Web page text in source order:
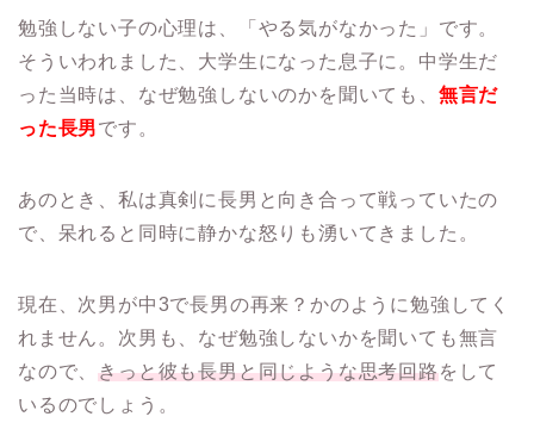
勉強しない子の心理は、「やる気がなかった」です。
そういわれました、大学生になった息子に。中学生だ
った当時は、なぜ勉強しないのかを聞いても、 無言だ
った長男です。
あのとき、私は真剣に長男と向き合って戦っていたの
で、呆れると同時に静かな怒りも湧いてきました。
現在、次男が中3で長男の再来？かのように勉強してく
れません。次男も、なぜ勉強しないかを聞いても無言
なので、きっと彼も長男と同じような思考回路をして
いるのでしょう。